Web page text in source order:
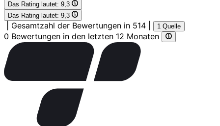
Das Rating lautet: 9,3
Das Rating lautet: 9,3
Gesamtzahl der Bewertungen in 514 1 Quelle
0 Bewertungen in den letzten 12 Monaten